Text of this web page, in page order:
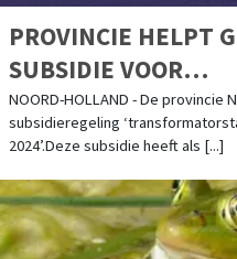
PROVINCIE HELPT
SUBSIDIE VOOR
NOORD-HOLLAND - De provincie
subsidieregeling
2024’.Deze subsidie heeft als [...]